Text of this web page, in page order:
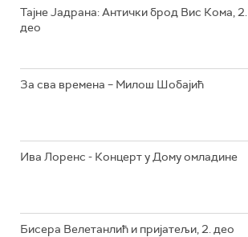
РТС КОЛО
Тајне Јадрана: Антички брод Вис Кома, 2.
део
За сва времена – Милош Шобајић
Ива Лоренс - Концерт у Дому омладине
Бисера Велетанлић и пријатељи, 2. део